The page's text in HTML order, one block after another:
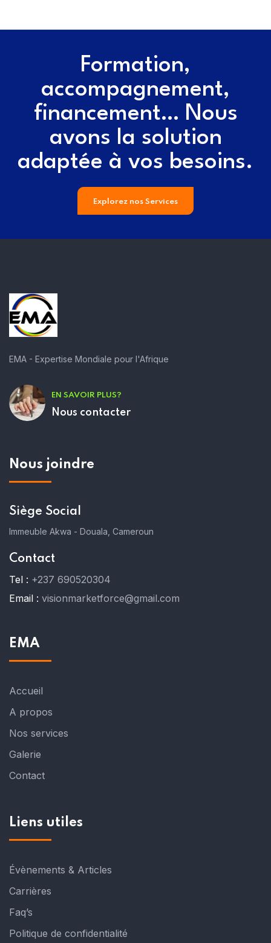
Formation,
accompagnement,
financement… Nous
avons la solution
adaptée à vos besoins.
Explorez nos Services
EMA - Expertise Mondiale pour l'Afrique
EN SAVOIR PLUS?
Nous contacter
Nous joindre
Siège Social
Immeuble Akwa - Douala, Cameroun
Contact
Tel : +237 690520304
Email : visionmarketforce@gmail.com
EMA
Accueil
A propos
Nos services
Galerie
Contact
Liens utiles
Évènements & Articles
Carrières
Faq’s
Politique de confidentialité